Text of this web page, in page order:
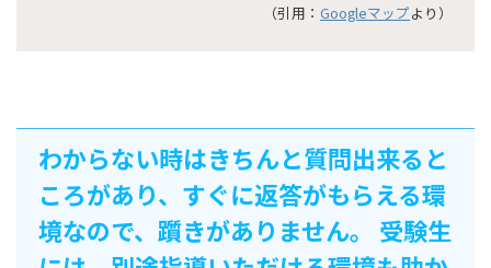
（引用： Googleマップより）
わからない時はきちんと質問出来ると
ころがあり、すぐに返答がもらえる環
境なので、躓きがありません。 受験生